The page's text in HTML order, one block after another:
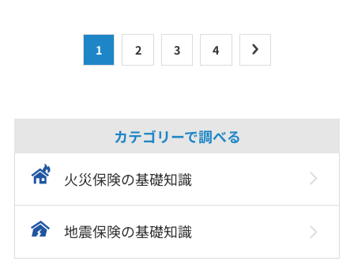
1 2 3 4
カテゴリーで調べる
火災保険の基礎知識
地震保険の基礎知識